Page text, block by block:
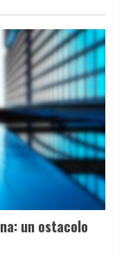
un ostacolo